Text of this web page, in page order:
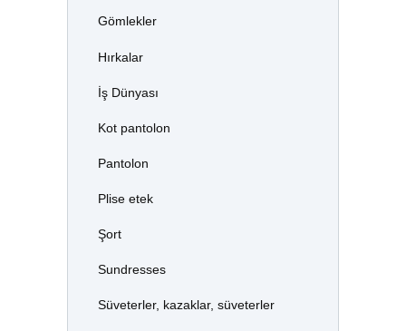
Gömlekler
Hırkalar
İş Dünyası
Kot pantolon
Pantolon
Plise etek
Şort
Sundresses
Süveterler, kazaklar, süveterler